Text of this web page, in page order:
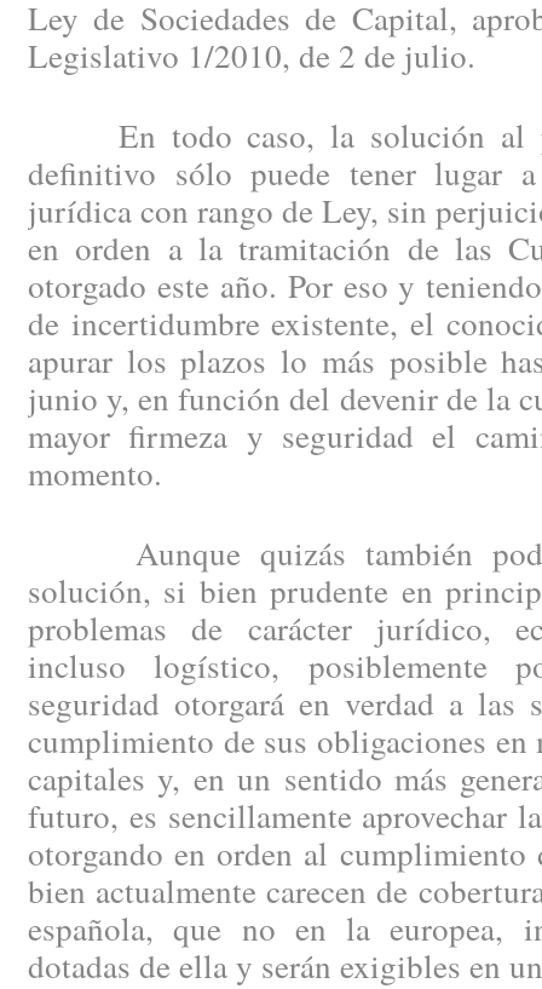
Ley de Sociedades de Capital,
Legislativo 1/2010, de 2 de julio.
En todo caso, la solución al
definitivo sólo puede tener lugar
jurídica con rango de Ley, sin
en orden a la tramitación de las
otorgado este año. Por eso y
de incertidumbre existente, el
apurar los plazos lo más posible
junio y, en función del devenir de la
mayor firmeza y seguridad el
momento.
Aunque quizás también
solución, si bien prudente en
problemas de carácter jurídico,
incluso logístico, posiblemente
seguridad otorgará en verdad a las
cumplimiento de sus obligaciones en
capitales y, en un sentido más
futuro, es sencillamente aprovechar
otorgando en orden al cumplimiento
bien actualmente carecen de
española, que no en la europea,
dotadas de ella y serán exigibles en